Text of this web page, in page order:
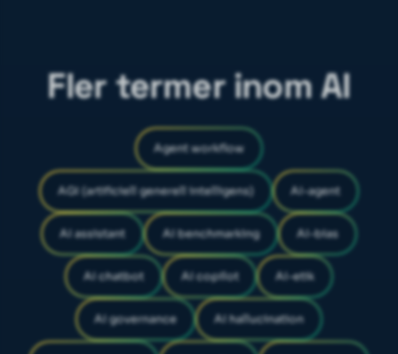
Fler termer inom AI
Agent workflow
AGI (artificiell generell intelligens) AI-agent
AI assistant AI benchmarking AI-bias
AI chatbot AI copilot AI-etik
AI governance AI hallucination